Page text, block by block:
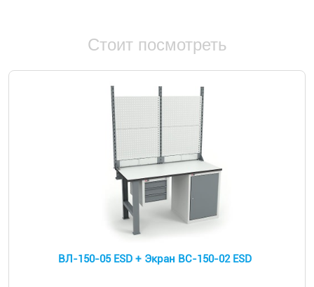
Стоит посмотреть
ВЛ-150-05 ESD + Экран ВС-150-02 ESD